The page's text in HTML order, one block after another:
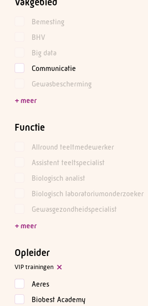
Bemesting
BHV
Big data
Communicatie
Gewasbescherming
Functie
Allround teeltmedewerker
Assistent teeltspecialist
Biologisch analist
Biologisch laboratoriumonderzoeker
Gewasgezondheidspecialist
Opleider
VIP trainingen
Aeres
Biobest Academy